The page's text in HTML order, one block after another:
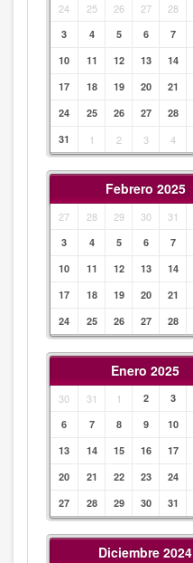
24 25 26 27 28
3
4 5 6 7
10
11 12 13 14
17
18 19 20 21
24
25 26 27 28
31
1 2 3 4
Febrero 2025
27 28 29 30 31
3
4 5 6 7
10
11 12 13 14
17
18 19 20 21
24
25 26 27 28
Enero 2025
30 31 1 2 3
6
7 8 9 10
13
14 15 16 17
20
21 22 23 24
27
28 29 30 31
Diciembre 2024